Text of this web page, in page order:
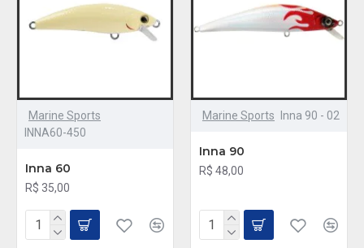
Marine Sports
INNA60-450
Inna 60
R$ 35,00
Marine Sports Inna 90 - 02
Inna 90
R$ 48,00